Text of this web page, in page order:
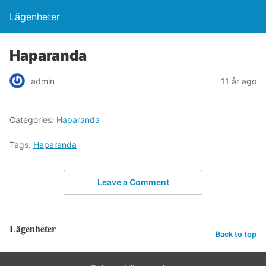
Lägenheter
Haparanda
admin 11 år ago
Categories: Haparanda
Tags: Haparanda
Leave a Comment
Lägenheter Back to top